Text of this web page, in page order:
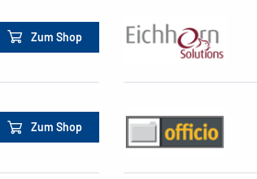
Zum Shop
Zum Shop